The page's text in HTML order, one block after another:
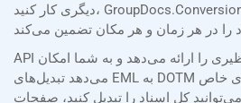
دیگری کار کنید، GroupDocs.Conversion Cloud تبدیل‌های یکپارچه
API ما انعطاف‌پذیری بی‌نظیری را ارائه می‌دهد و به شما امکان
می‌دهد تبدیل‌های EML به DOTM خود را متناسب با نیازهای خاص
کل اسناد را تبدیل کنید، صفحات